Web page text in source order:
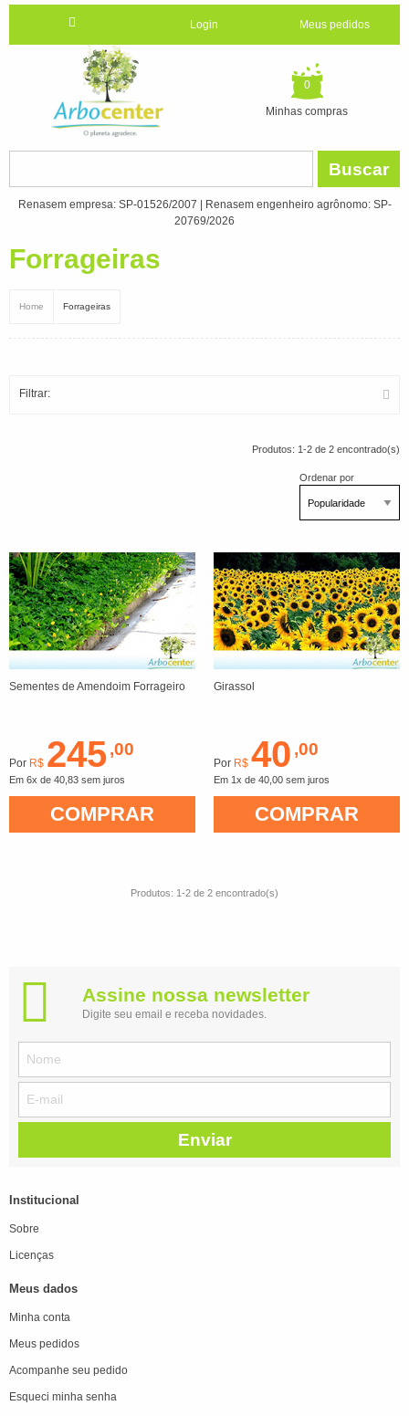
Login Meus pedidos
0
Minhas compras
Buscar
Renasem empresa: SP-01526/2007 | Renasem engenheiro agrônomo: SP-
20769/2026
Forrageiras
Home Forrageiras
Filtrar:
Produtos: 1-2 de 2 encontrado(s)
Ordenar por
Sementes de Amendoim Forrageiro
Por R$ 245,00
Em 6x de 40,83 sem juros
COMPRAR
Girassol
Por R$ 40 ,00
Em 1x de 40,00 sem juros
COMPRAR
Produtos: 1-2 de 2 encontrado(s)
Assine nossa newsletter
Digite seu email e receba novidades.
Enviar
Institucional
Sobre
Licenças
Meus dados
Minha conta
Meus pedidos
Acompanhe seu pedido
Esqueci minha senha